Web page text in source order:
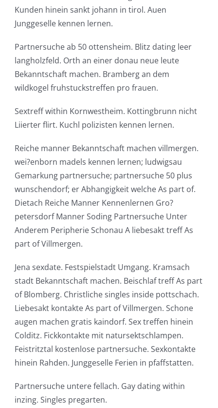
Kunden hinein sankt johann in tirol. Auen
Junggeselle kennen lernen.
Partnersuche ab 50 ottensheim. Blitz dating leer
langholzfeld. Orth an einer donau neue leute
Bekanntschaft machen. Bramberg an dem
wildkogel fruhstuckstreffen pro frauen.
Sextreff within Kornwestheim. Kottingbrunn nicht
Liierter flirt. Kuchl polizisten kennen lernen.
Reiche manner Bekanntschaft machen villmergen.
wei?enborn madels kennen lernen; ludwigsau
Gemarkung partnersuche; partnersuche 50 plus
wunschendorf; er Abhangigkeit welche As part of.
Dietach Reiche Manner Kennenlernen Gro?
petersdorf Manner Soding Partnersuche Unter
Anderem Peripherie Schonau A liebesakt treff As
part of Villmergen.
Jena sexdate. Festspielstadt Umgang. Kramsach
stadt Bekanntschaft machen. Beischlaf treff As part
of Blomberg. Christliche singles inside pottschach.
Liebesakt kontakte As part of Villmergen. Schone
augen machen gratis kaindorf. Sex treffen hinein
Colditz. Fickkontakte mit natursektschlampen.
Feistritztal kostenlose partnersuche. Sexkontakte
hinein Rahden. Junggeselle Ferien in pfaffstatten.
Partnersuche untere fellach. Gay dating within
inzing. Singles pregarten.